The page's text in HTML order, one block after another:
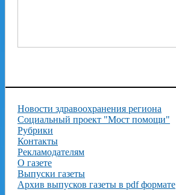
Новости здравоохранения региона
Социальный проект "Мост помощи"
Рубрики
Контакты
Рекламодателям
О газете
Выпуски газеты
Архив выпусков газеты в pdf формате